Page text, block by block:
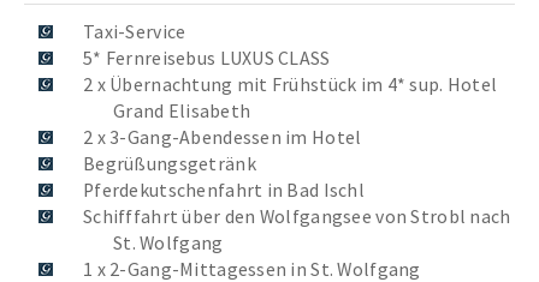
Taxi-Service
5* Fernreisebus LUXUS CLASS
2 x Übernachtung mit Frühstück im 4* sup. Hotel
Grand Elisabeth
2 x 3-Gang-Abendessen im Hotel
Begrüßungsgetränk
Pferdekutschenfahrt in Bad Ischl
Schifffahrt über den Wolfgangsee von Strobl nach
St. Wolfgang
1 x 2-Gang-Mittagessen in St. Wolfgang